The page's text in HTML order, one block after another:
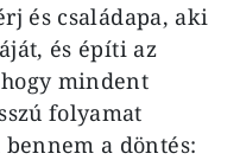
és családapa, aki
és építi az
mindent
folyamat
a döntés: